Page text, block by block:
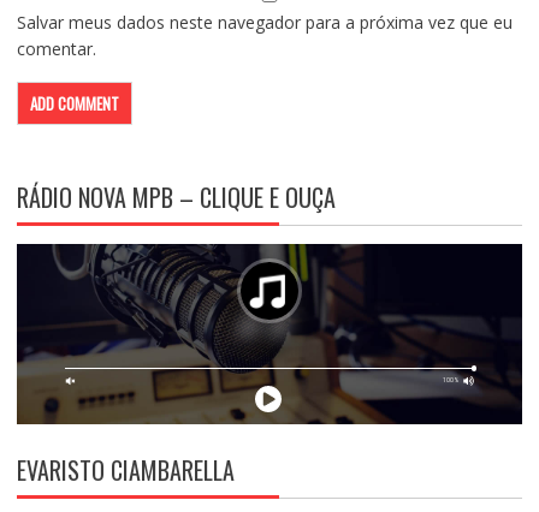
Salvar meus dados neste navegador para a próxima vez que eu
comentar.
RÁDIO NOVA MPB – CLIQUE E OUÇA
EVARISTO CIAMBARELLA